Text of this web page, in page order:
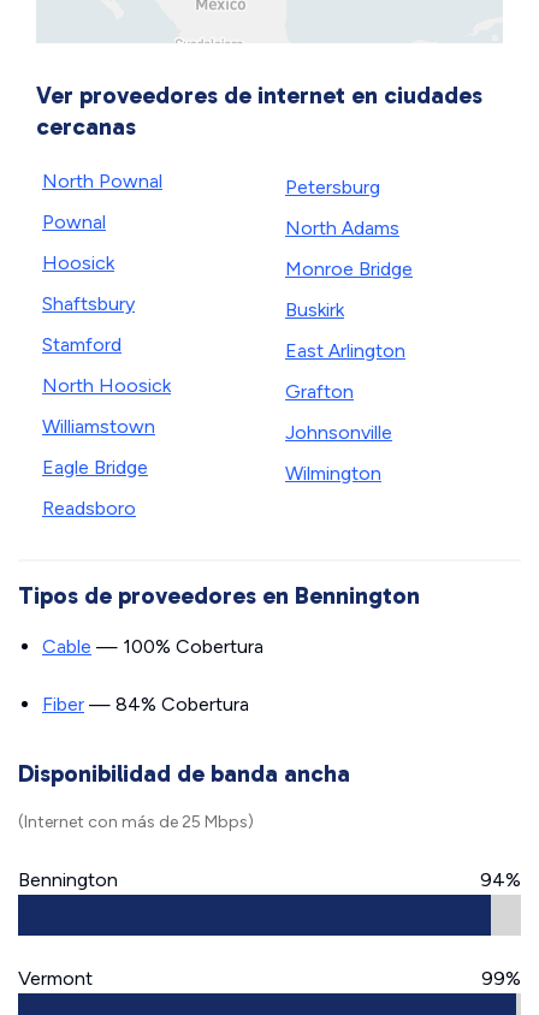
Ver proveedores de internet en ciudades
cercanas
North Pownal
Pownal
Hoosick
Shaftsbury
Stamford
North Hoosick
Williamstown
Eagle Bridge
Readsboro
Petersburg
North Adams
Monroe Bridge
Buskirk
East Arlington
Grafton
Johnsonville
Wilmington
Tipos de proveedores en Bennington
Cable — 100% Cobertura
Fiber — 84% Cobertura
Disponibilidad de banda ancha
(Internet con más de 25 Mbps)
Bennington 94%
Vermont 99%